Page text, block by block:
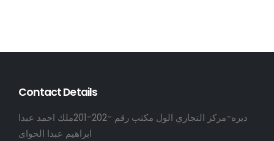
Contact Details
ديره-مركز التجاري الول مكتب رقم -202-201ملك احمد عبدا
ابراهيم عبدا الحواى